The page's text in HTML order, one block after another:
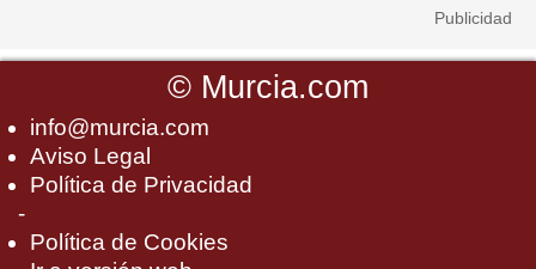
© Murcia.com
info@murcia.com
Aviso Legal
Política de Privacidad
-
Política de Cookies